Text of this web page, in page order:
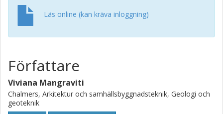
and optimizing the number of piles is calculated.
Läs online (kan kräva inloggning)
Författare
Viviana Mangraviti
Chalmers, Arkitektur och samhällsbyggnadsteknik, Geologi och
geoteknik